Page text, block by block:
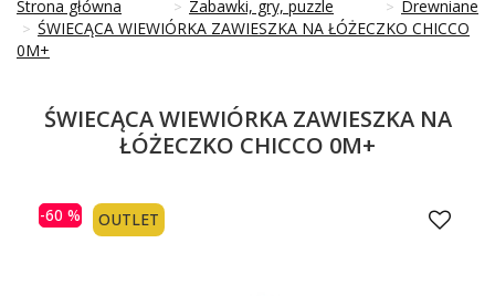
Strona główna Zabawki, gry, puzzle
Drewniane
ŚWIECĄCA WIEWIÓRKA ZAWIESZKA NA ŁÓŻECZKO CHICCO
0M+
ŚWIECĄCA WIEWIÓRKA ZAWIESZKA NA
ŁÓŻECZKO CHICCO 0M+
-60 % OUTLET